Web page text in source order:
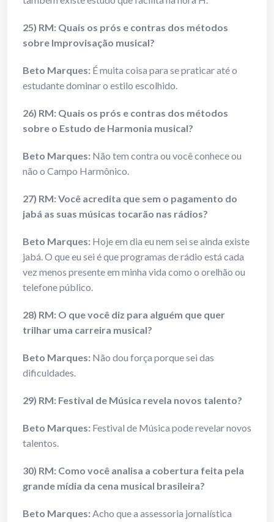
25) RM: Quais os prós e contras dos métodos
sobre Improvisação musical?
Beto Marques: É muita coisa para se praticar até o
estudante dominar o estilo escolhido.
26) RM: Quais os prós e contras dos métodos
sobre o Estudo de Harmonia musical?
Beto Marques: Não tem contra ou você conhece ou
não o Campo Harmônico.
27) RM: Você acredita que sem o pagamento do
jabá as suas músicas tocarão nas rádios?
Beto Marques: Hoje em dia eu nem sei se ainda existe
jabá. O que eu sei é que programas de rádio está cada
vez menos presente em minha vida como o orelhão ou
telefone público.
28) RM: O que você diz para alguém que quer
trilhar uma carreira musical?
Beto Marques: Não dou força porque sei das
dificuldades.
29) RM: Festival de Música revela novos talento?
Beto Marques: Festival de Música pode revelar novos
talentos.
30) RM: Como você analisa a cobertura feita pela
grande mídia da cena musical brasileira?
Beto Marques:Acho que a assessoria jornalística